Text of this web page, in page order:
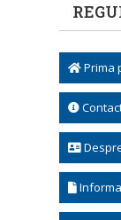
Prima